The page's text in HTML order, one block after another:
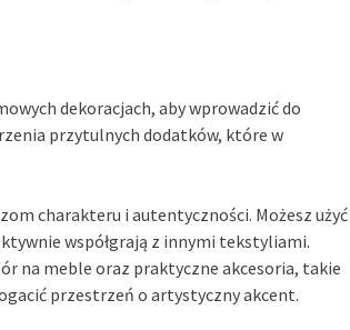
dekoracjach, aby wprowadzić do
przytulnych dodatków, które w
charakteru i autentyczności. Możesz użyć
współgrają z innymi tekstyliami.
na meble oraz praktyczne akcesoria, takie
przestrzeń o artystyczny akcent.